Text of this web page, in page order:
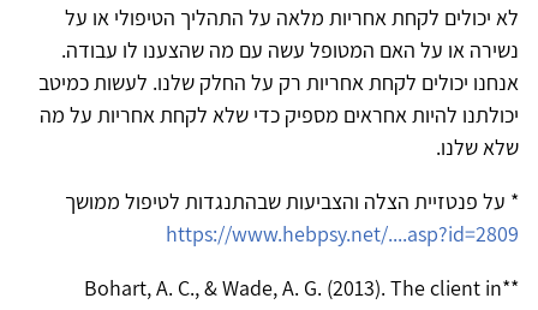
לא יכולים לקחת אחריות מלאה על התהליך הטיפולי או על
נשירה או על האם המטופל עשה עם מה שהצענו לו עבודה.
אנחנו יכולים לקחת אחריות רק על החלק שלנו. לעשות כמיטב
יכולתנו להיות אחראים מספיק כדי שלא לקחת אחריות על מה
שלא שלנו.
* על פנטזיית הצלה והצביעות שבהתנגדות לטיפול ממושך
https://www.hebpsy.net/....asp?id=2809
**Bohart, A. C., & Wade, A. G. (2013). The client in